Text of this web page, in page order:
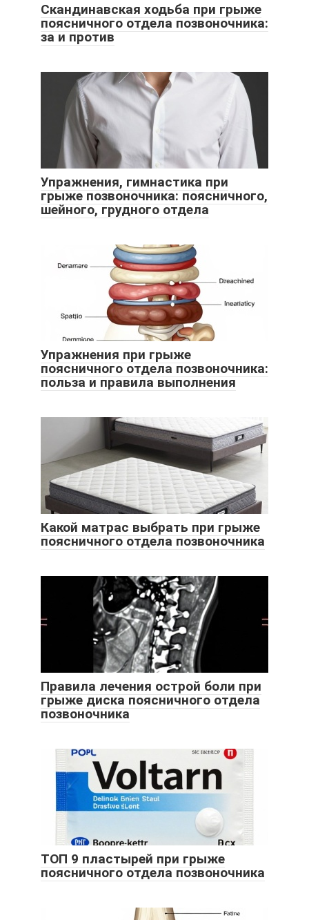
Скандинавская ходьба при грыже
поясничного отдела позвоночника:
за и против
Упражнения, гимнастика при
грыже позвоночника: поясничного,
шейного, грудного отдела
Упражнения при грыже
поясничного отдела позвоночника:
польза и правила выполнения
Какой матрас выбрать при грыже
поясничного отдела позвоночника
Правила лечения острой боли при
грыже диска поясничного отдела
позвоночника
ТОП 9 пластырей при грыже
поясничного отдела позвоночника